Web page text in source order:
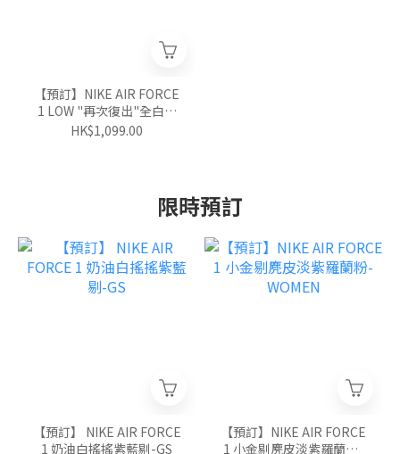
【預訂】NIKE AIR FORCE
1 LOW "再次復出"全白灰
底-GS
HK$1,099.00
限時預訂
【預訂】 NIKE AIR FORCE
1 奶油白搖搖紫藍剔-GS
【預訂】NIKE AIR FORCE
1 小金剔麂皮淡紫羅蘭粉-